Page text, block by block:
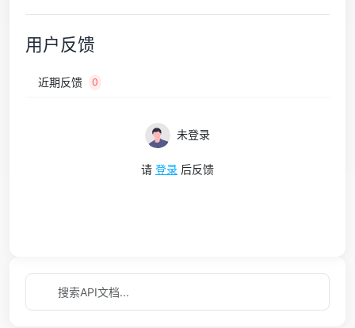
用户反馈
近期反馈 0
未登录
请 登录 后反馈